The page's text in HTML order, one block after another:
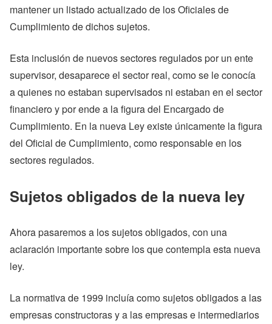
mantener un listado actualizado de los Oficiales de
Cumplimiento de dichos sujetos.
Esta inclusión de nuevos sectores regulados por un ente
supervisor, desaparece el sector real, como se le conocía
a quienes no estaban supervisados ni estaban en el sector
financiero y por ende a la figura del Encargado de
Cumplimiento. En la nueva Ley existe únicamente la figura
del Oficial de Cumplimiento, como responsable en los
sectores regulados.
Sujetos obligados de la nueva ley
Ahora pasaremos a los sujetos obligados, con una
aclaración importante sobre los que contempla esta nueva
ley.
La normativa de 1999 incluía como sujetos obligados a las
empresas constructoras y a las empresas e intermediarios